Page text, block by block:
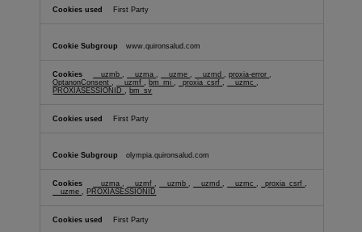
First Party
www.quironsalud.com
__uzmb __uzma __uzme __uzmd ,proxia-error
OptanonConsent
__uzmf bm_mi _proxia_csrf __uzmc
PROXIASESSIONID
bm_sv
First Party
olympia.quironsalud.com
__uzma __uzmf __uzmb __uzmd __uzmc _proxia_csrf
__uzme
PROXIASESSIONID
First Party